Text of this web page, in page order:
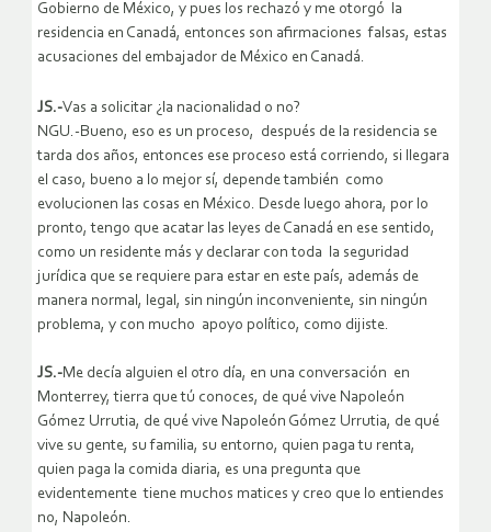
Gobierno de México, y pues los rechazó y me otorgó la
residencia en Canadá, entonces son afirmaciones falsas, estas
acusaciones del embajador de México en Canadá.
JS.-Vas a solicitar ¿la nacionalidad o no?
NGU.-Bueno, eso es un proceso, después de la residencia se
tarda dos años, entonces ese proceso está corriendo, si llegara
el caso, bueno a lo mejor sí, depende también como
evolucionen las cosas en México. Desde luego ahora, por lo
pronto, tengo que acatar las leyes de Canadá en ese sentido,
como un residente más y declarar con toda la seguridad
jurídica que se requiere para estar en este país, además de
manera normal, legal, sin ningún inconveniente, sin ningún
problema, y con mucho apoyo político, como dijiste.
JS.-Me decía alguien el otro día, en una conversación en
Monterrey, tierra que tú conoces, de qué vive Napoleón
Gómez Urrutia, de qué vive Napoleón Gómez Urrutia, de qué
vive su gente, su familia, su entorno, quien paga tu renta,
quien paga la comida diaria, es una pregunta que
evidentemente tiene muchos matices y creo que lo entiendes
no, Napoleón.